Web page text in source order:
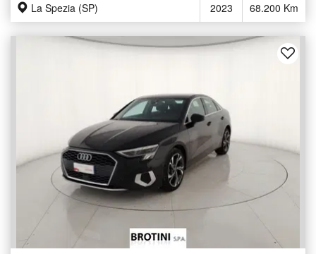
La Spezia (SP) 2023 68.200 Km